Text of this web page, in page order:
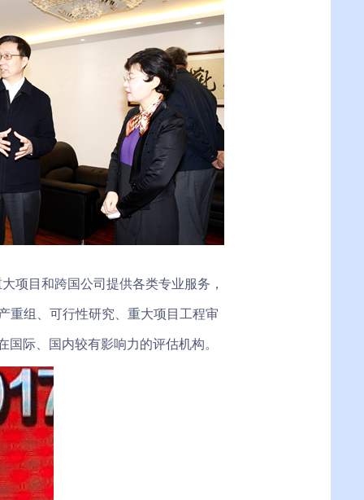
项目和跨国公司提供各类专业服务，
重组、可行性研究、重大项目工程审
际、国内较有影响力的评估机构。